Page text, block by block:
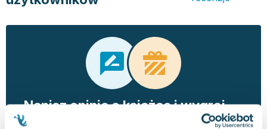
Napisz opinię o książce i wygraj
nagrodę!